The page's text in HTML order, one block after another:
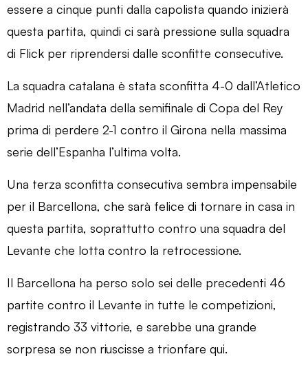
essere a cinque punti dalla capolista quando inizierà
questa partita, quindi ci sarà pressione sulla squadra
di Flick per riprendersi dalle sconfitte consecutive.
La squadra catalana è stata sconfitta 4-0 dall’Atletico
Madrid nell’andata della semifinale di Copa del Rey
prima di perdere 2-1 contro il Girona nella massima
serie dell’Espanha l’ultima volta.
Una terza sconfitta consecutiva sembra impensabile
per il Barcellona, ​​che sarà felice di tornare in casa in
questa partita, soprattutto contro una squadra del
Levante che lotta contro la retrocessione.
Il Barcellona ha perso solo sei delle precedenti 46
partite contro il Levante in tutte le competizioni,
registrando 33 vittorie, e sarebbe una grande
sorpresa se non riuscisse a trionfare qui.